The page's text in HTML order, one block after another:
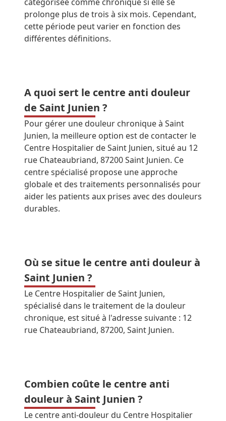
prolonge plus de trois à six mois. Cependant,
cette période peut varier en fonction des
différentes définitions.
A quoi sert le centre anti douleur
de Saint Junien ?
Pour gérer une douleur chronique à Saint
Junien, la meilleure option est de contacter le
Centre Hospitalier de Saint Junien, situé au 12
rue Chateaubriand, 87200 Saint Junien. Ce
centre spécialisé propose une approche
globale et des traitements personnalisés pour
aider les patients aux prises avec des douleurs
durables.
Où se situe le centre anti douleur à
Saint Junien ?
Le Centre Hospitalier de Saint Junien,
spécialisé dans le traitement de la douleur
chronique, est situé à l'adresse suivante : 12
rue Chateaubriand, 87200, Saint Junien.
Combien coûte le centre anti
douleur à Saint Junien ?
Le centre anti-douleur du Centre Hospitalier